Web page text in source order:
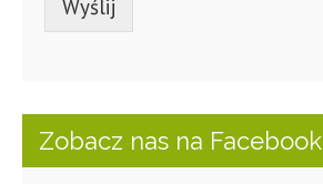
Wyślij
Zobacz nas na Facebook